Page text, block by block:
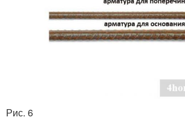
Рис. 6